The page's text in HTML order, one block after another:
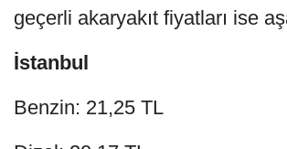
geçerli akaryakıt fiyatları ise
İstanbul
Benzin: 21,25 TL